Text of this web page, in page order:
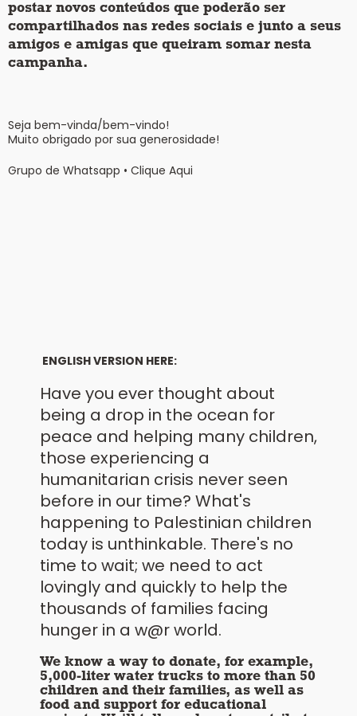
postar novos conteúdos que poderão ser
compartilhados nas redes sociais e junto a seus
amigos e amigas que queiram somar nesta
campanha.
Seja bem-vinda/bem-vindo!
Muito obrigado por sua generosidade!
Grupo de Whatsapp • Clique Aqui
ENGLISH VERSION HERE:
Have you ever thought about
being a drop in the ocean for
peace and helping many children,
those experiencing a
humanitarian crisis never seen
before in our time? What's
happening to Palestinian children
today is unthinkable. There's no
time to wait; we need to act
lovingly and quickly to help the
thousands of families facing
hunger in a w@r world.
We know a way to donate, for example,
5,000-liter water trucks to more than 50
children and their families, as well as
food and support for educational